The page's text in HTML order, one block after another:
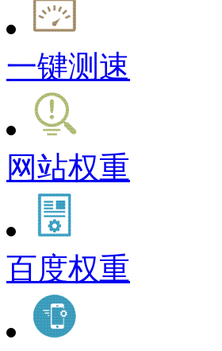
一键测速
网站权重
百度权重